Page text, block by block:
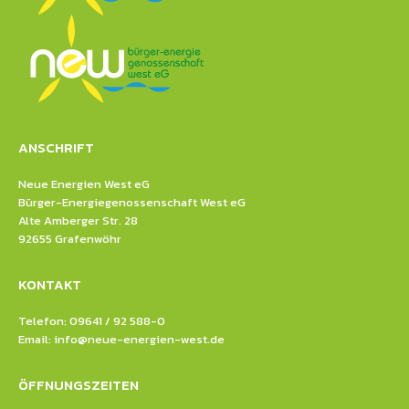
ANSCHRIFT
Neue Energien West eG
Bürger-Energiegenossenschaft West eG
Alte Amberger Str. 28
92655 Grafenwöhr
KONTAKT
Telefon: 09641 / 92 588-0
Email: info@neue-energien-west.de
ÖFFNUNGSZEITEN